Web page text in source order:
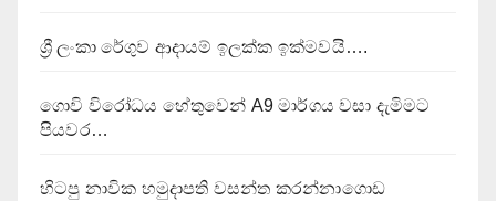
ශ්‍රී ලංකා රේගුව ආදායම් ඉලක්ක ඉක්මවයි….
ගොවි විරෝධය හේතුවෙන් A9 මාර්ගය වසා දැමිමට
පියවර…
හිටපු නාවික හමුදාපති වසන්ත කරන්නාගොඩ